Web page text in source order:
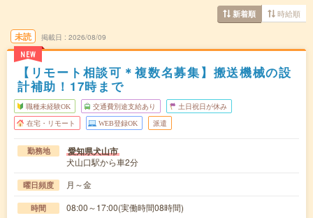
新着順 時給順
未読
NEW
掲載日 2026/08/09
【リモート相談可＊複数名募集】搬送機械の設
計補助！17時まで
職種未経験OK 交通費別途支給あり 土日祝日が休み
在宅・リモート WEB登録OK 派遣
勤務地 愛知県犬山市
犬山口駅から車2分
曜日頻度 月～金
時間 08:00～17:00(実働時間08時間)